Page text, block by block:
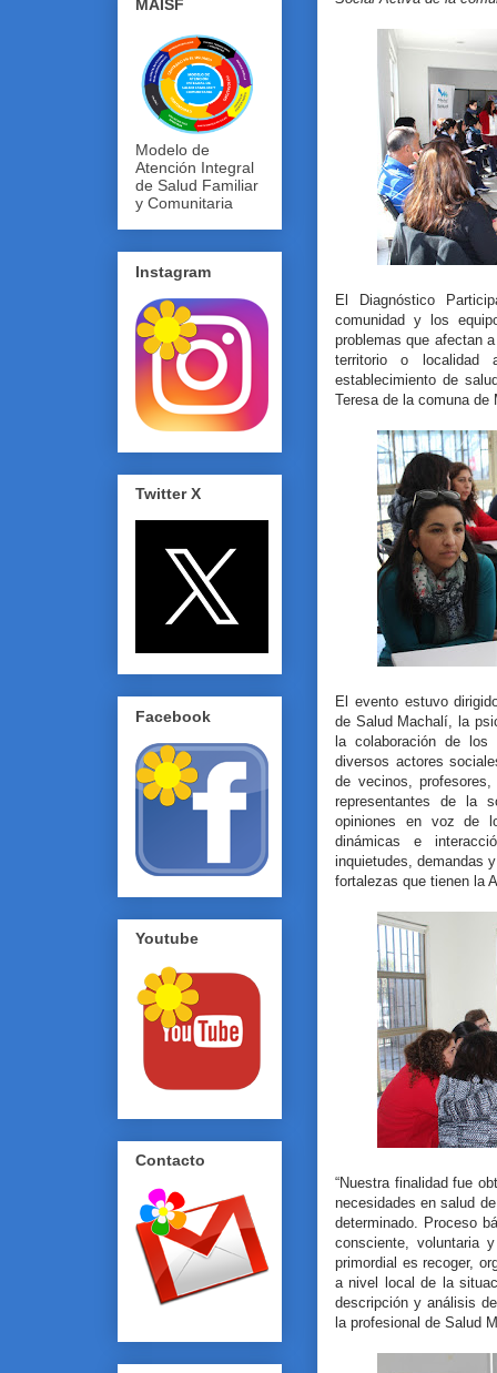
El Diagnóstico
comunidad y los
problemas que afectan
territorio o localidad
establecimiento de
Teresa de la comuna de
El evento estuvo
de Salud Machalí, la
la colaboración de los
diversos actores
de vecinos,
representantes de la
opiniones en voz de
dinámicas e
inquietudes, demandas
fortalezas que tienen la
“Nuestra finalidad fue
necesidades en salud
determinado. Proceso
consciente, voluntaria
primordial es recoger,
a nivel local de la
descripción y análisis
la profesional de Salud
MAISF
Modelo de
Atención Integral
de Salud Familiar
y Comunitaria
Instagram
Twitter X
Facebook
Youtube
Contacto